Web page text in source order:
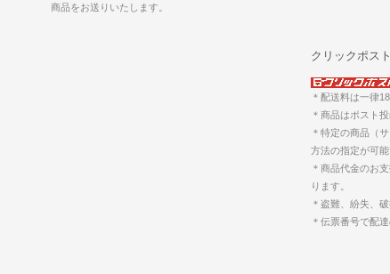
商品をお送りいたします。
クリックポスト
＊配送料は一律
＊商品はポスト
＊特定の商品（
方法の指定が可能
＊商品代金のお
ります。
＊盗難、紛失、
＊伝票番号で配